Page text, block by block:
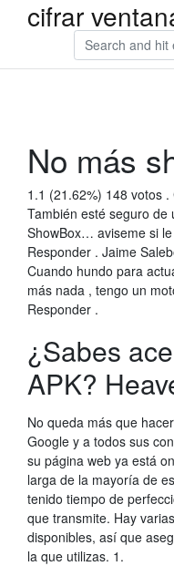
cifrar
No más
1.1 (21.62%) 148 votos
También esté seguro
ShowBox… aviseme si
Responder . Jaime
Cuando hundo para
más nada , tengo un
Responder .
¿Sabes
APK?
No queda más que
Google y a todos sus
su página web ya está
larga de la mayoría de
tenido tiempo de
que transmite. Hay
disponibles, así que
la que utilizas. 1.